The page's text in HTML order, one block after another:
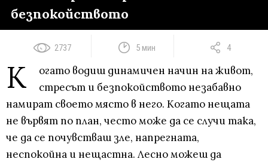
безпокойството
2737 5 мин 4
К
огато водиш динамичен начин на живот,
стресът и безпокойството незабавно
намират своето място в него. Когато нещата
не вървят по план, често може да се случи така,
че да се почувстваш зле, напрегната,
неспокойна и нещастна. Лесно можеш да